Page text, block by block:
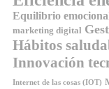
Equilibrio
marketing digital
Hábitos
Innovación
Internet de las cosas (IOT)